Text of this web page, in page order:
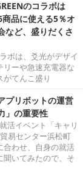
のコラボは
商品に使える5％オ
など、盛りだくさ
ボは、爻光がデザイ
リーや急速充電器な
てんこ盛り
リボットの運営
」の重要性
活イベント「キャリ
易センター浜松町
合わせ、自身の就活
いてみたので、そ